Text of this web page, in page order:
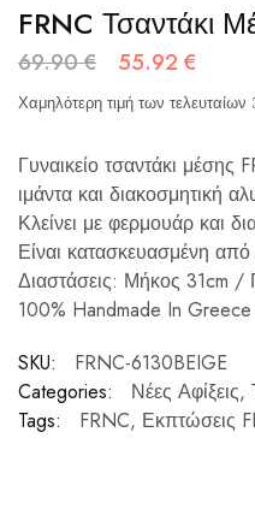
FRNC Τσαντάκι
69.90€ 55.92 €
Χαμηλότερη τιμή των
Γυναικείο τσαντάκι μέσης
ιμάντα και διακοσμητική
Κλείνει με φερμουάρ και
Είναι κατασκευασμένη
Διαστάσεις: Μήκος 31cm
100% Handmade In Greece
SKU:
FRNC-6130BEIGE
Categories:
Νέες Αφίξεις,
Tags:
FRNC, Εκπτώσεις